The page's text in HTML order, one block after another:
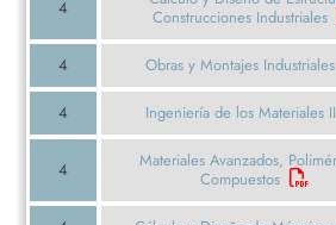
4
Construcciones Industriales
4 Obras y Montajes Industriales
4 Ingeniería de los Materiales II
4
Materiales Avanzados,
Compuestos